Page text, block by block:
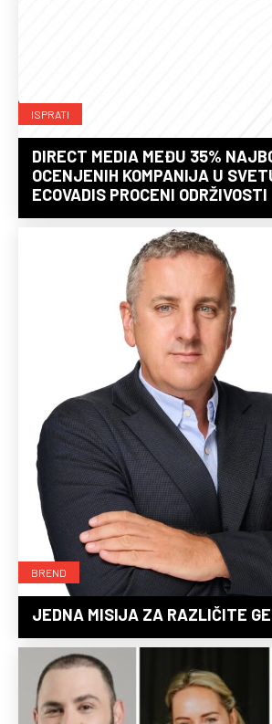
ISPRATI
DIRECT MEDIA MEĐU 35%
OCENJENIH KOMPANIJA U
ECOVADIS PROCENI ODRŽIVOSTI
BREND
JEDNA MISIJA ZA RAZLIČITE